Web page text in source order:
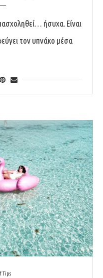
ήσυχα. Είναι
τον υπνάκο μέσα
Tips